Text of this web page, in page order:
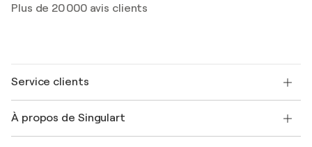
Plus de 20 000 avis clients
Service clients
Expédition
À propos de Singulart